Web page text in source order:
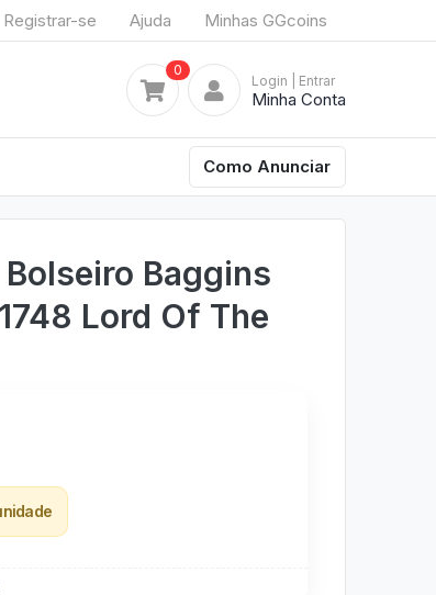
Registrar-se Ajuda Minhas GGcoins
0
Login | Entrar
Minha Conta
Como Anunciar
Baggins
Lord Of The